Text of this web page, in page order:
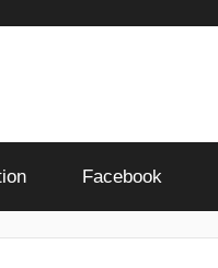
Facebook